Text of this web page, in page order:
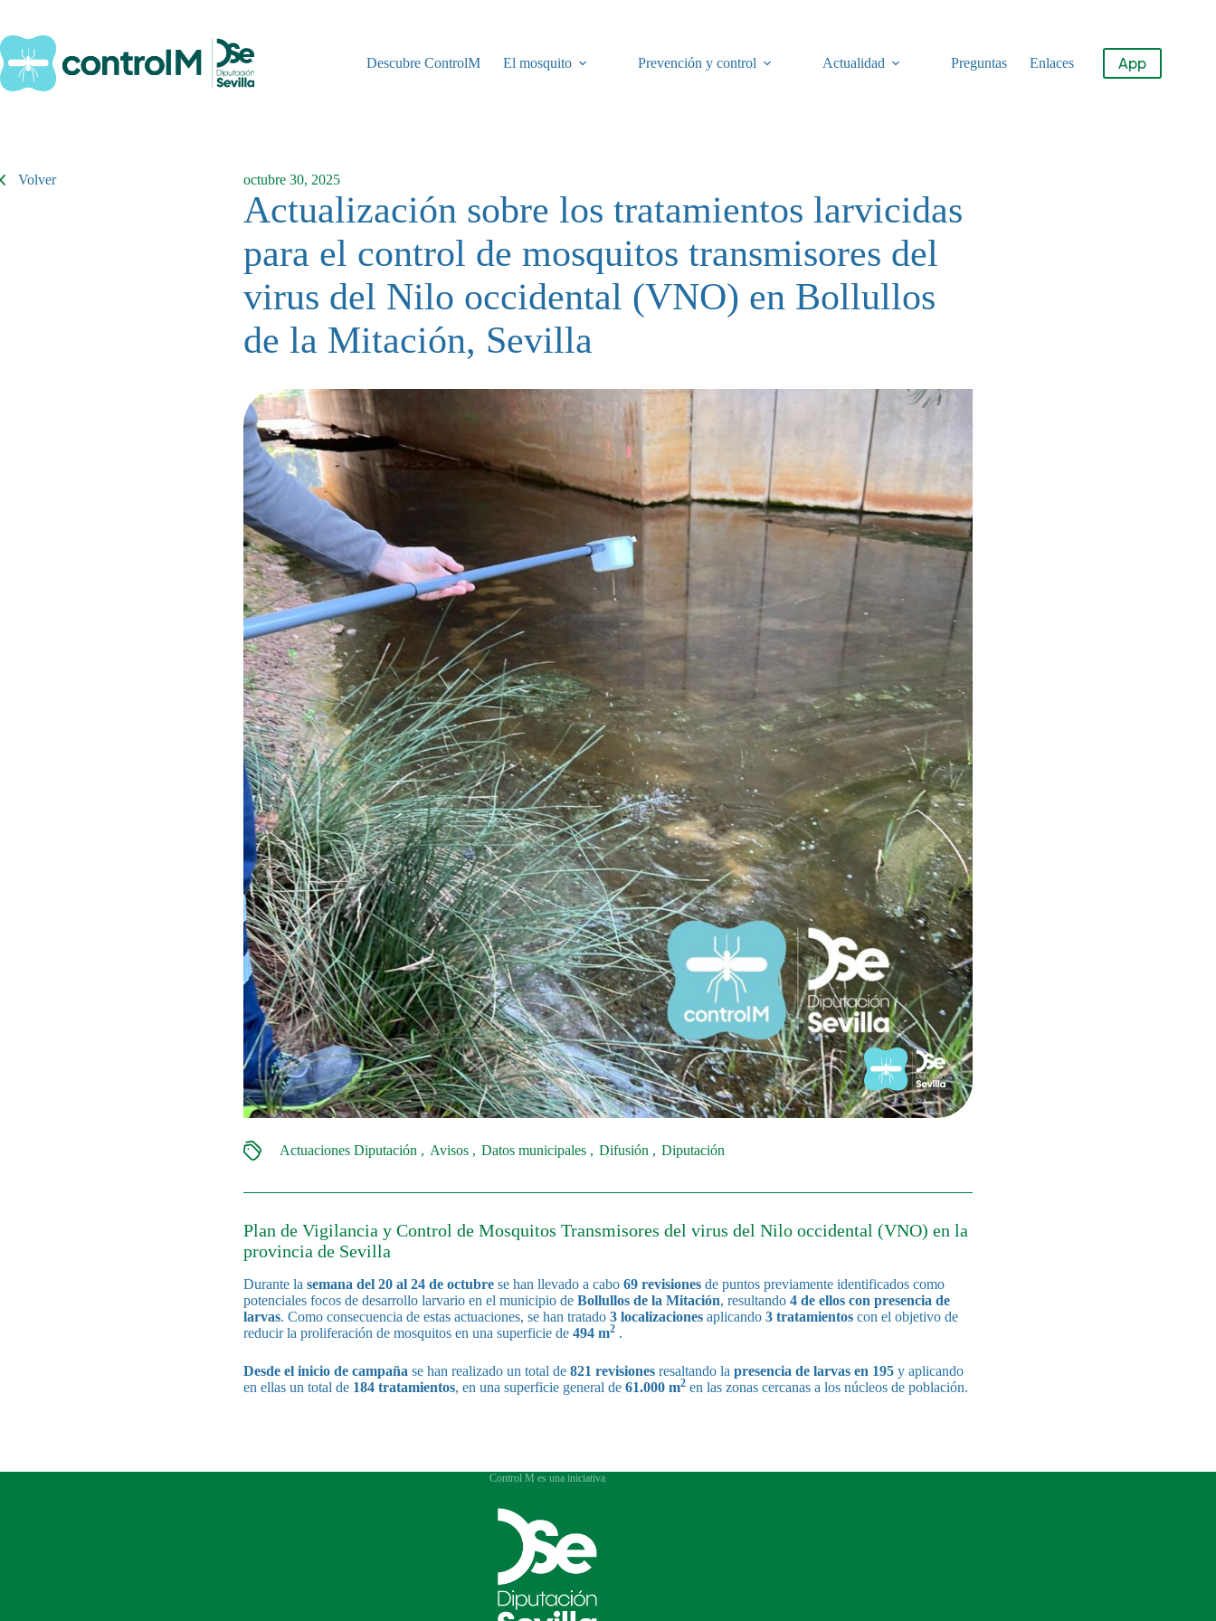
contenido
Descubre ControlM
El mosquito Prevención y control Actualidad Preguntas Enlaces App
Volver octubre 30, 2025
Actualización sobre los tratamientos larvicidas
para el control de mosquitos transmisores del
virus del Nilo occidental (VNO) en Bollullos
de la Mitación, Sevilla
Actuaciones Diputación Avisos Datos municipales Difusión Diputación
Plan de Vigilancia y Control de Mosquitos Transmisores del virus del Nilo occidental (VNO) en la
provincia de Sevilla
Durante la semana del 20 al 24 de octubre se han llevado a cabo 69 revisionesde puntos previamente identificados como
potenciales focos de desarrollo larvario en el municipio de Bollullos de la Mitación, resultando 4 de ellos con presencia de
larvas. Como consecuencia de estas actuaciones, se han tratado 3 localizacionesaplicando 3 tratamientoscon el objetivo de
reducir la proliferación de mosquitos en una superficie de 494 m2.
Desde el inicio de campaña se han realizado un total de 821 revisionesresaltando la presencia de larvas en 195 y aplicando
en ellas un total de 184 tratamientos, en una superficie general de61.000 m2 en las zonas cercanas a los núcleos de población.
Control M es una iniciativa